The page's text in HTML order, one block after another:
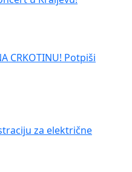
CRKOTINU! Potpiši
za električne